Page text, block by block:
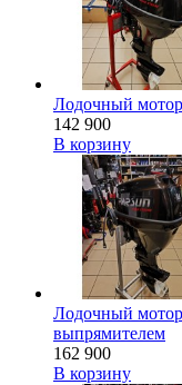
Лодочный
142 900
В корзину
Лодочный
выпрямителем
162 900
В корзину